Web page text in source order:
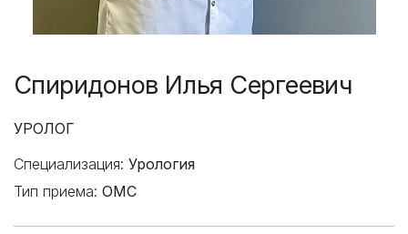
Спиридонов Илья Сергеевич
УРОЛОГ
Специализация: Урология
Тип приема: ОМС